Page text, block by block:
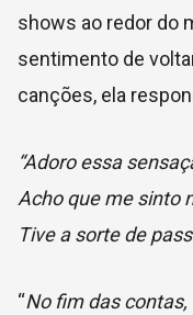
shows ao redor do
sentimento de
canções, ela
“Adoro essa
Acho que me sinto
Tive a sorte de
“No fim das